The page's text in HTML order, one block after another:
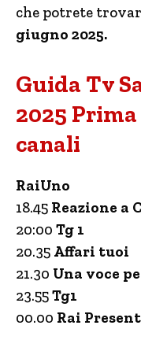
che potrete
giugno 2025.
Guida Tv
2025
canali
RaiUno
18.45 Reazione a
20:00 Tg 1
20.35 Affari tuoi
21.30 Una voce
23.55Tg1
00.00 Rai